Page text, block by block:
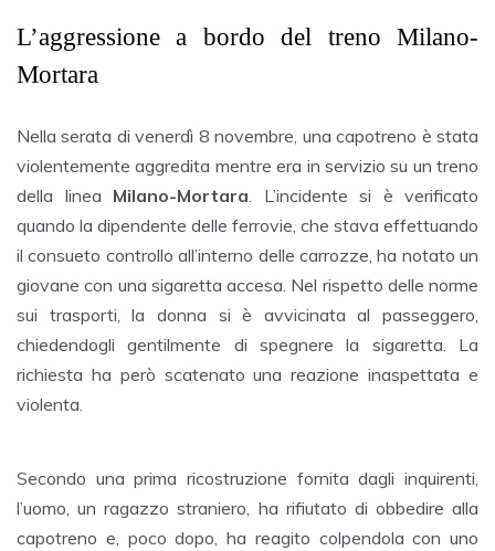
L’aggressione a bordo del treno Milano-
Mortara
Nella serata di venerdì 8 novembre, una capotreno è stata
violentemente aggredita mentre era in servizio su un treno
della linea Milano-Mortara. L’incidente si è verificato
quando la dipendente delle ferrovie, che stava effettuando
il consueto controllo all’interno delle carrozze, ha notato un
giovane con una sigaretta accesa. Nel rispetto delle norme
sui trasporti, la donna si è avvicinata al passeggero,
chiedendogli gentilmente di spegnere la sigaretta. La
richiesta ha però scatenato una reazione inaspettata e
violenta.
Secondo una prima ricostruzione fornita dagli inquirenti,
l’uomo, un ragazzo straniero, ha rifiutato di obbedire alla
capotreno e, poco dopo, ha reagito colpendola con uno